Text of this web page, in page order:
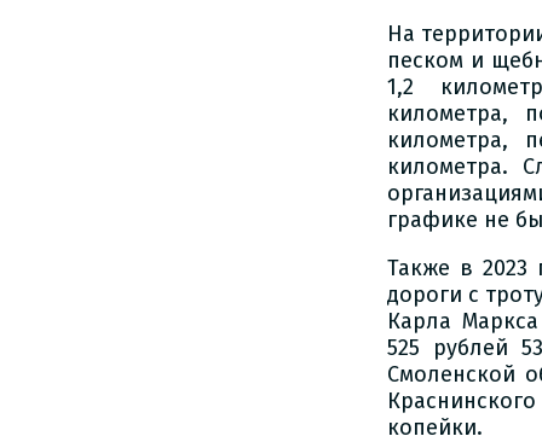
На
песком и
1,2
километра,
километра,
километра.
графике не
Также в 2023
дороги с
Карла
525 рублей
Смоленской
копейки.